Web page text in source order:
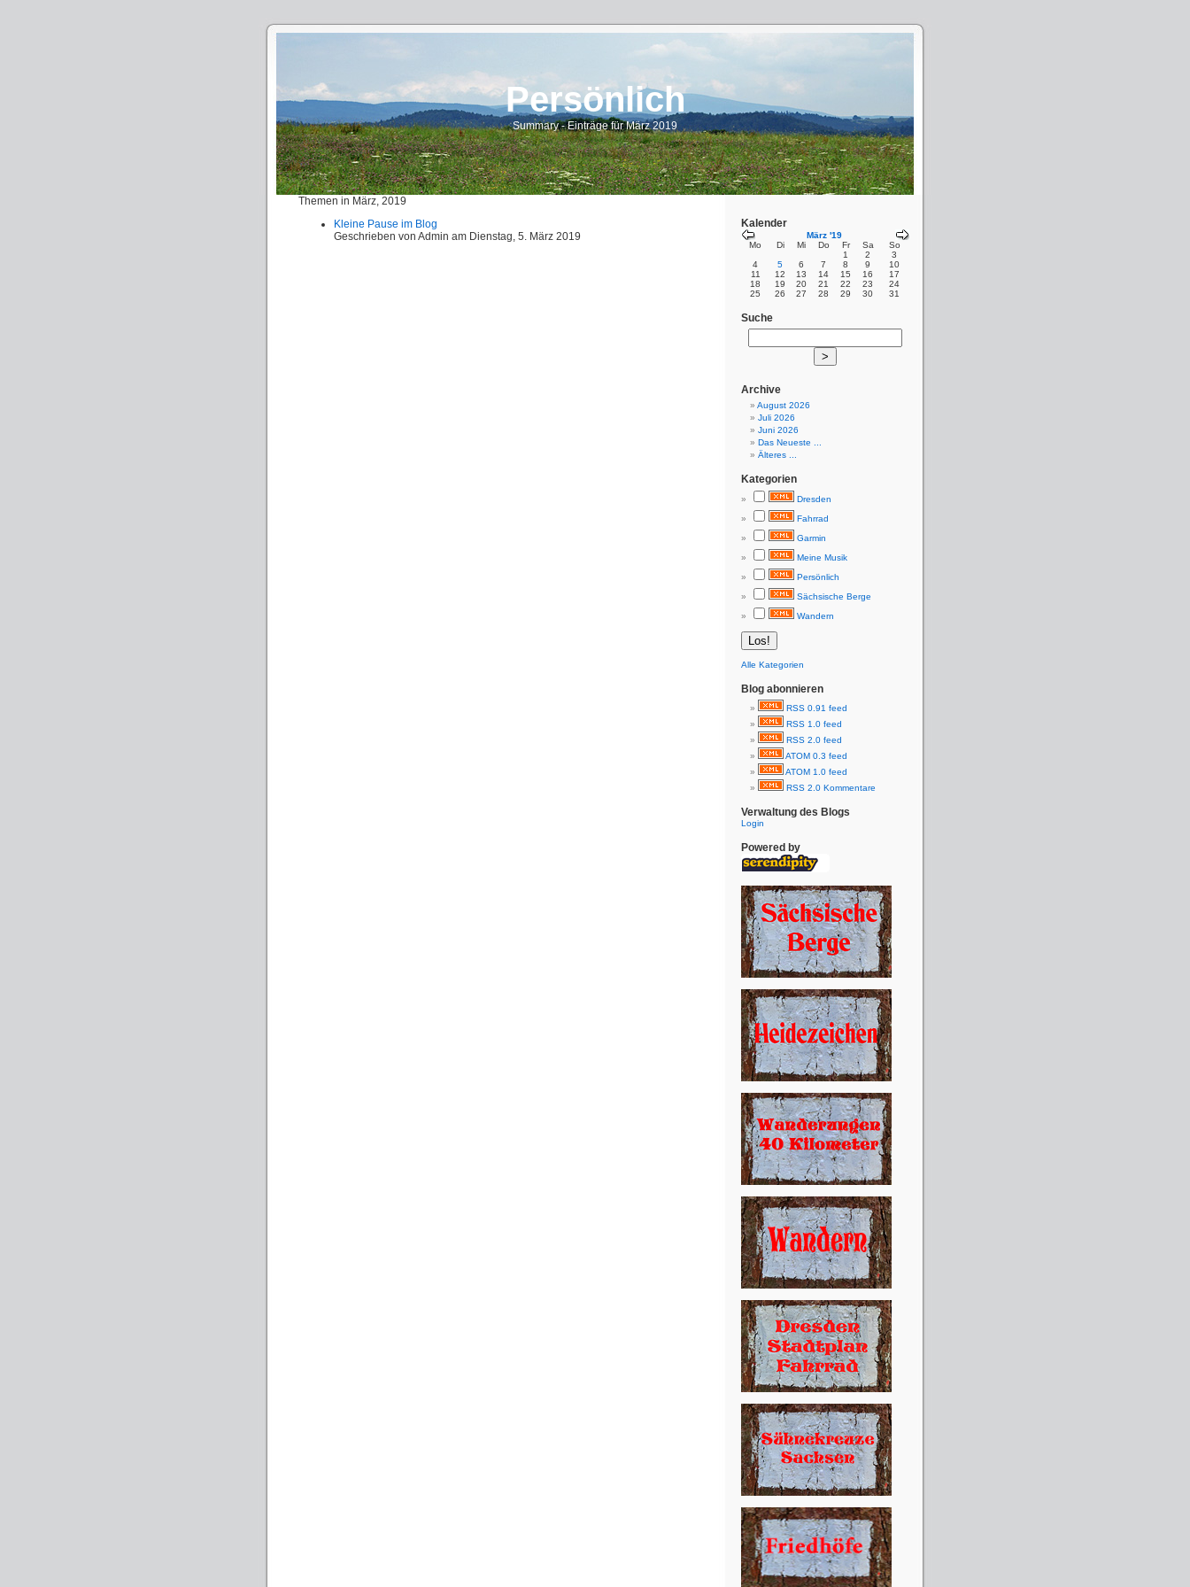
Persönlich
Summary - Einträge für März 2019
Themen in März, 2019
Kleine Pause im Blog
Geschrieben von Admin am Dienstag, 5. März 2019
Kalender
März '19
Mo
Di Mi Do Fr Sa
So
1
2
3
4
5 6 7 8 9
10
11
12 13 14 15 16
17
18
19 20 21 22 23
24
25
26 27 28 29 30 31
Suche
Archive
August 2026
Juli 2026
Juni 2026
Das Neueste ...
Älteres ...
Kategorien
Dresden
Fahrrad
Garmin
Meine Musik
Persönlich
Sächsische Berge
Wandern
Alle Kategorien
Blog abonnieren
RSS 0.91 feed
RSS 1.0 feed
RSS 2.0 feed
ATOM 0.3 feed
ATOM 1.0 feed
RSS 2.0 Kommentare
Verwaltung des Blogs
Login
Powered by